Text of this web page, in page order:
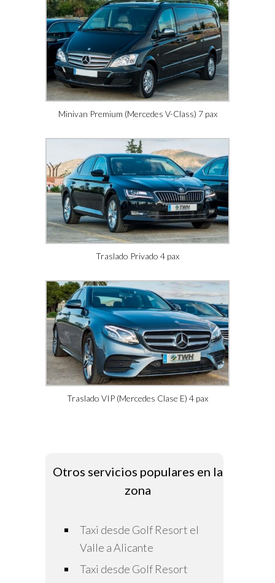
Minivan Premium (Mercedes V-Class) 7 pax
Traslado Privado 4 pax
Traslado VIP (Mercedes Clase E) 4 pax
Otros servicios populares en la
zona
Taxi desde Golf Resort el
Valle a Alicante
Taxi desde Golf Resort